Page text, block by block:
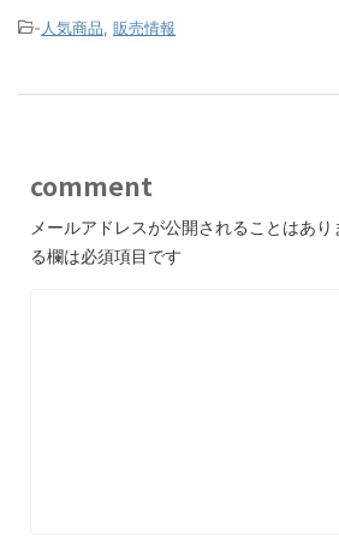
- 人気商品 販売情報
comment
メールアドレスが公開されることはあり
る欄は必須項目です